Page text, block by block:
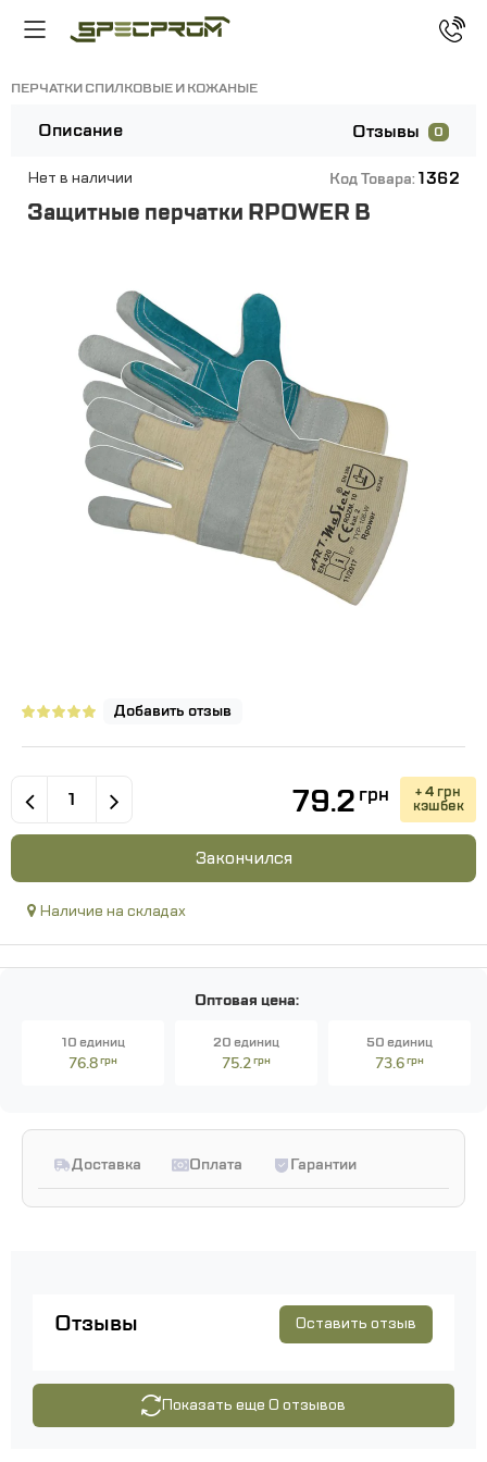
ПЕРЧАТКИ СПИЛКОВЫЕ И КОЖАНЫЕ
Описание Отзывы 0
Нет в наличии Код Товара:1362
Защитные перчатки RPOWER B
Добавить отзыв
79.2 грн + 4 грн
кэшбек
Закончился
Наличие на складах
Оптовая цена:
10 единиц
76.8грн
20 единиц
75.2грн
50 единиц
73.6грн
Доставка Оплата Гарантии
Отзывы Оставить отзыв
Показать еще 0 отзывов